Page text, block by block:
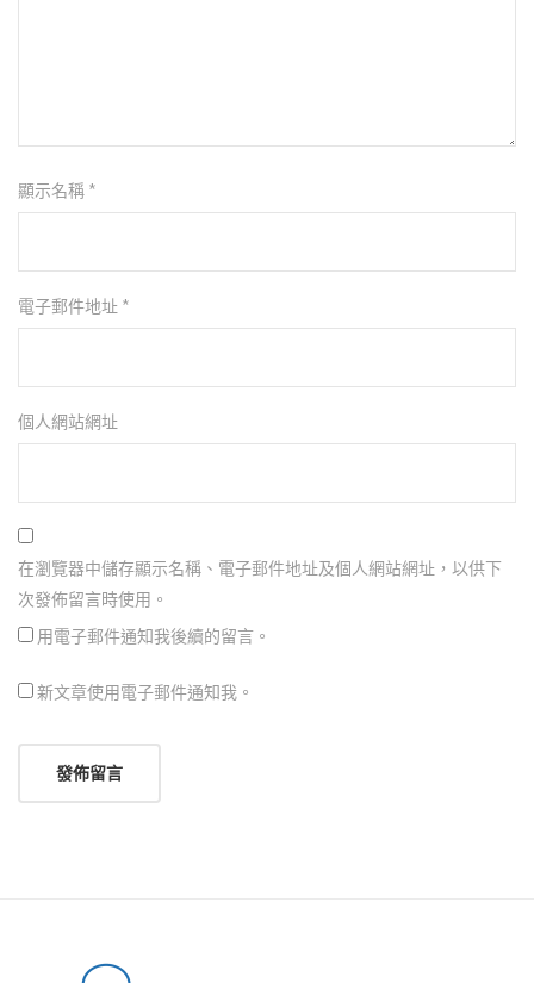
顯示名稱 *
電子郵件地址 *
個人網站網址
在瀏覽器中儲存顯示名稱、電子郵件地址及個人網站網址，以供下
次發佈留言時使用。
用電子郵件通知我後續的留言。
新文章使用電子郵件通知我。